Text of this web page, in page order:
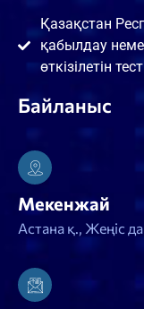
Қазақстан
қабылдау
өткізілетін
Байланыс
Мекенжай
Астана қ., Жеңіс